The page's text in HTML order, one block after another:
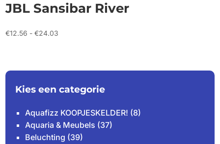
JBL Sansibar River
€12.56 - €24.03
Kies een categorie
Aquafizz KOOPJESKELDER! (8)
Aquaria & Meubels (37)
Beluchting (39)